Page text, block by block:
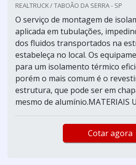
REALTRUCK / TABOÃO DA SERRA - SP
O serviço de montagem de
aplicada em tubulações,
dos fluidos transportados na
estabeleça no local. Os
para um isolamento térmico
porém o mais comum é o
estrutura, que pode ser em
mesmo de alumínio.MATERIAIS
Cotar agora